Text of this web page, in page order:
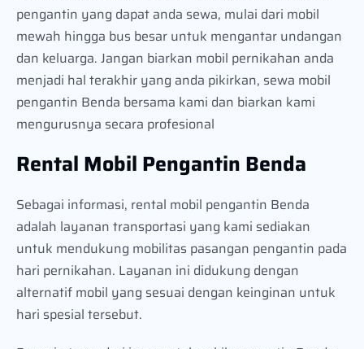
pengantin yang dapat anda sewa, mulai dari mobil
mewah hingga bus besar untuk mengantar undangan
dan keluarga. Jangan biarkan mobil pernikahan anda
menjadi hal terakhir yang anda pikirkan, sewa mobil
pengantin Benda bersama kami dan biarkan kami
mengurusnya secara profesional
Rental Mobil Pengantin Benda
Sebagai informasi, rental mobil pengantin Benda
adalah layanan transportasi yang kami sediakan
untuk mendukung mobilitas pasangan pengantin pada
hari pernikahan. Layanan ini didukung dengan
alternatif mobil yang sesuai dengan keinginan untuk
hari spesial tersebut.